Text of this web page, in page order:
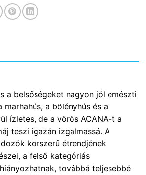
a belsőségeket nagyon jól emészti
a bölényhús és a
ízletes, de a vörös ACANA-t a
teszi igazán izgalmassá. A
korszerű étrendjének
a felső kategóriás
továbbá teljesebbé